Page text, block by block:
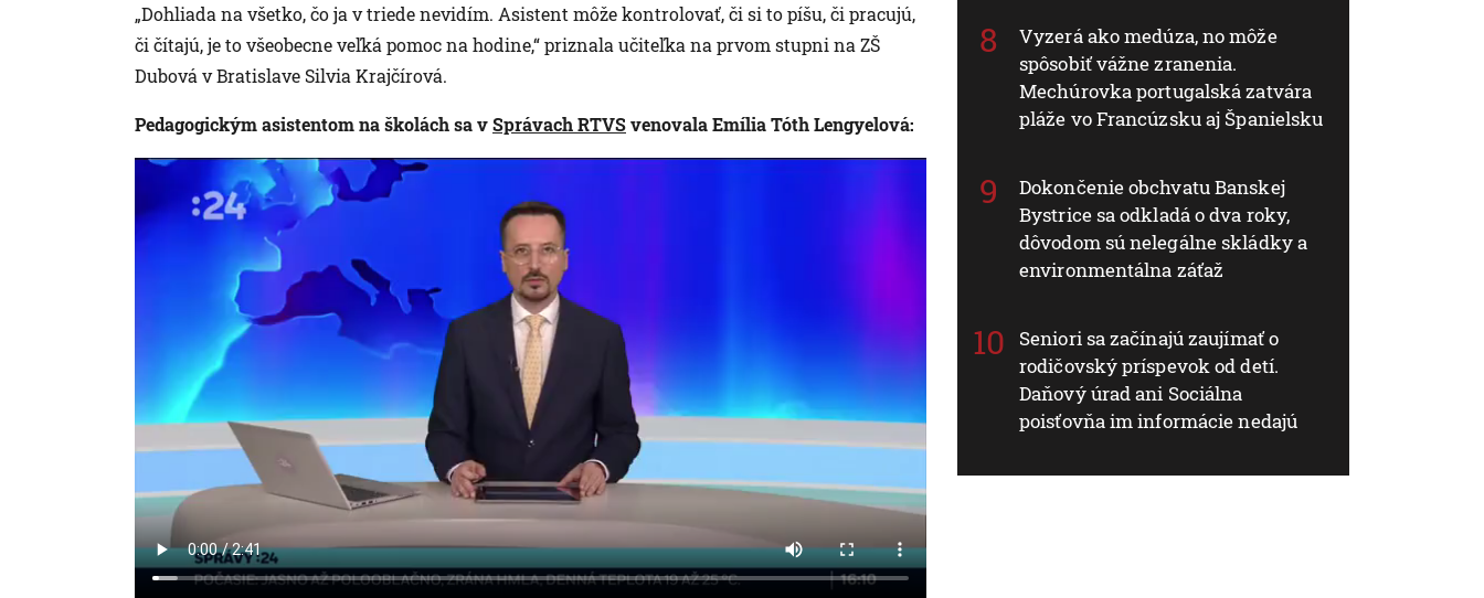
„Dohliada na všetko, čo ja v triede nevidím. Asistent môže kontrolovať, či si to píšu, či pracujú,
či čítajú, je to všeobecne veľká pomoc na hodine,“ priznala učiteľka na prvom stupni na ZŠ
Dubová v Bratislave Silvia Krajčírová.
Pedagogickým asistentom na školách sa vSprávach RTVSvenovala Emília Tóth Lengyelová:
Vyzerá ako medúza, no môže
spôsobiť vážne zranenia.
Mechúrovka portugalská zatvára
pláže vo Francúzsku aj Španielsku
Dokončenie obchvatu Banskej
Bystrice sa odkladá o dva roky,
dôvodom sú nelegálne skládky a
environmentálna záťaž
Seniori sa začínajú zaujímať o
rodičovský príspevok od detí.
Daňový úrad ani Sociálna
poisťovňa im informácie nedajú